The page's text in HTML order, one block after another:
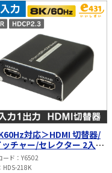
対応＞HDMI 切替器/
ッチャー/セレクター 2入力
ード
Y6502
HDS-218K